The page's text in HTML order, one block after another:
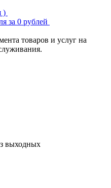
)
за 0 рублей
товаров и услуг на
выходных